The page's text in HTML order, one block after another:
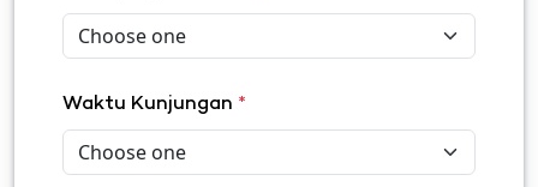
Waktu Kunjungan *